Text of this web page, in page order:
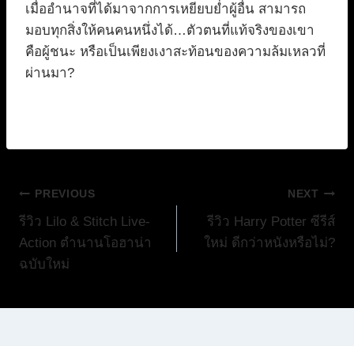
เมื่ออำนาจที่ได้มาจากการเหยียบย่ำผู้อื่น สามารถ
มอบทุกสิ่งให้คนคนหนึ่งได้…ตัวตนที่แท้จริงของเขา
คือผู้ชนะ หรือเป็นเพียงเงาสะท้อนของความล้มเหลวที่
ผ่านมา?
แนะแนว
เรื่อง
PREVIOUS
รีวิว Lilo & Stitch Live-
Action ตำนานโอฮาน่า
ฉบับใหม่
NEXT
รีวิว Harry Potter ซีรีส์
ใหม่ ดีกว่าหนังหรือไม่?